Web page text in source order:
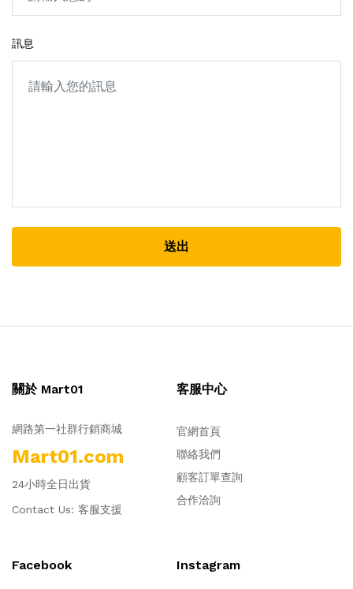
訊息
送出
關於 Mart01
網路第一社群行銷商城
Mart01.com
24小時全日出貨
Contact Us: 客服支援
客服中心
官網首頁
聯絡我們
顧客訂單查詢
合作洽詢
Facebook Instagram